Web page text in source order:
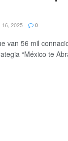
2025 0
van 56 mil
“México te